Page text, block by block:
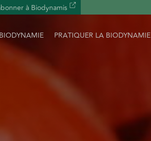
à Biodynamis
PRATIQUER LA BIODYNAMIE